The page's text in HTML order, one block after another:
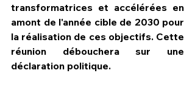
transformatrices et accélérées en
amont de l'année cible de 2030 pour
la réalisation de ces objectifs. Cette
réunion débouchera sur une
déclaration politique.